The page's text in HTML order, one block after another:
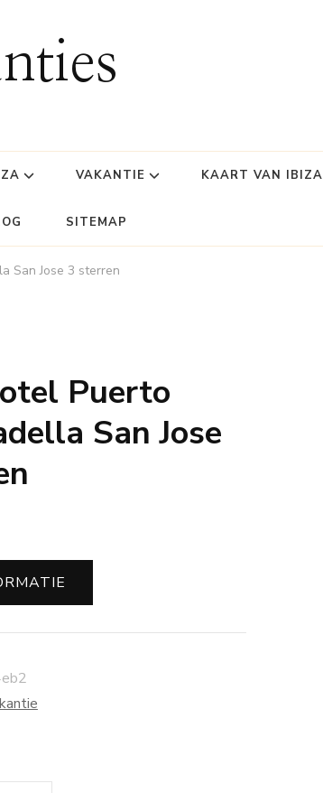
VAKANTIE KAART VAN IBIZA
SITEMAP
San Jose 3 sterren
Puerto
San Jose